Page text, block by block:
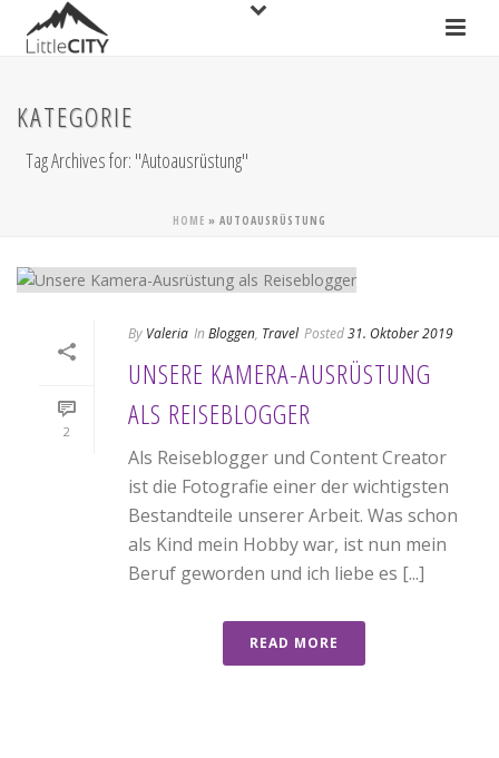
KATEGORIE
Tag Archives for: "Autoausrüstung"
HOME » AUTOAUSRÜSTUNG
2
By Valeria In Bloggen, Travel Posted31. Oktober 2019
UNSERE KAMERA-AUSRÜSTUNG
ALS REISEBLOGGER
Als Reiseblogger und Content Creator
ist die Fotografie einer der wichtigsten
Bestandteile unserer Arbeit. Was schon
als Kind mein Hobby war, ist nun mein
Beruf geworden und ich liebe es [...]
READ MORE